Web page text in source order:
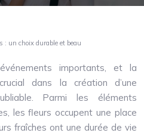
: un choix durable et beau
importants, et la
dans la création d’une
Parmi les éléments
les fleurs occupent une place
fraîches ont une durée de vie